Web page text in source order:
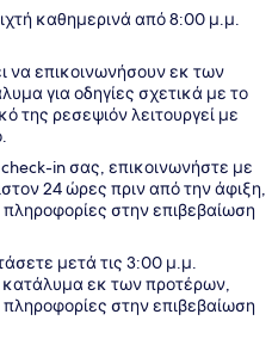
καθημερινά από 8:00 μ.μ.
να επικοινωνήσουν εκ των
για οδηγίες σχετικά με το
της ρεσεψιόν λειτουργεί με
check-in σας, επικοινωνήστε με
24 ώρες πριν από την άφιξη,
στην επιβεβαίωση
μετά τις 3:00 μ.μ.
κατάλυμα εκ των προτέρων,
στην επιβεβαίωση